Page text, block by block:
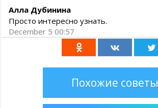
Алла Дубинина
Просто интересно узнать.
December 5 00:57
Похожие советы